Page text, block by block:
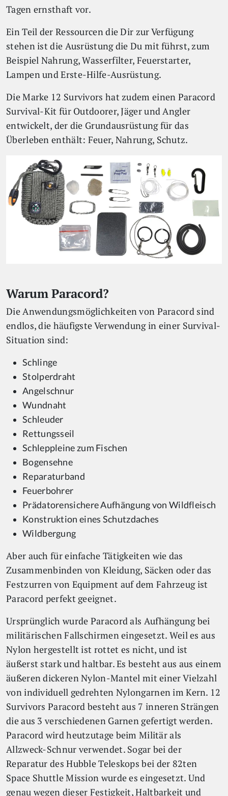
Tagen ernsthaft vor.
Ein Teil der Ressourcen die Dir zur Verfügung
stehen ist die Ausrüstung die Du mit führst, zum
Beispiel Nahrung, Wasserfilter, Feuerstarter,
Lampen und Erste-Hilfe-Ausrüstung.
Die Marke 12 Survivors hat zudem einen Paracord
Survival-Kit für Outdoorer, Jäger und Angler
entwickelt, der die Grundausrüstung für das
Überleben enthält: Feuer, Nahrung, Schutz.
Warum Paracord?
Die Anwendungsmöglichkeiten von Paracord sind
endlos, die häufigste Verwendung in einer Survival-
Situation sind:
Schlinge
Stolperdraht
Angelschnur
Wundnaht
Schleuder
Rettungsseil
Schleppleine zum Fischen
Bogensehne
Reparaturband
Feuerbohrer
Prädatorensichere Aufhängung von Wildfleisch
Konstruktion eines Schutzdaches
Wildbergung
Aber auch für einfache Tätigkeiten wie das
Zusammenbinden von Kleidung, Säcken oder das
Festzurren von Equipment auf dem Fahrzeug ist
Paracord perfekt geeignet.
Ursprünglich wurde Paracord als Aufhängung bei
militärischen Fallschirmen eingesetzt. Weil es aus
Nylon hergestellt ist rottet es nicht, und ist
äußerst stark und haltbar. Es besteht aus aus einem
äußeren dickeren Nylon-Mantel mit einer Vielzahl
von individuell gedrehten Nylongarnen im Kern. 12
Survivors Paracord besteht aus 7 inneren Strängen
die aus 3 verschiedenen Garnen gefertigt werden.
Paracord wird heutzutage beim Militär als
Allzweck-Schnur verwendet. Sogar bei der
Reparatur des Hubble Teleskops bei der 82ten
Space Shuttle Mission wurde es eingesetzt. Und
genau wegen dieser Festigkeit, Haltbarkeit und